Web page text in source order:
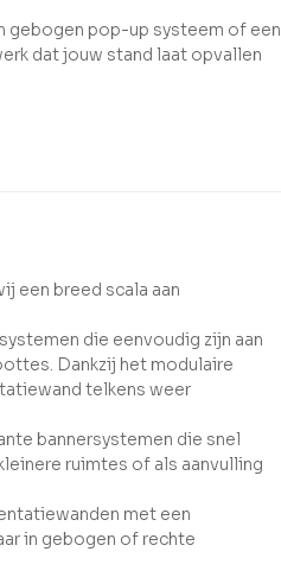
gebogen pop-up systeem of een
dat jouw stand laat opvallen
een breed scala aan
die eenvoudig zijn aan
Dankzij het modulaire
telkens weer
bannersystemen die snel
ruimtes of als aanvulling
met een
in gebogen of rechte